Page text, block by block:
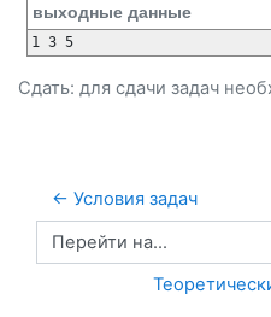
выходные данные
1 3 5
Сдать: для сдачи задач
← Условия задач
Перейти на...